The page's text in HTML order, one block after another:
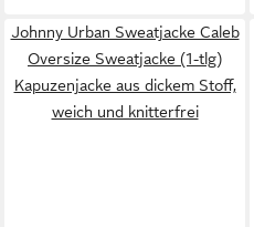
Johnny Urban Sweatjacke Caleb
Oversize Sweatjacke (1-tlg)
Kapuzenjacke aus dickem Stoff,
weich und knitterfrei